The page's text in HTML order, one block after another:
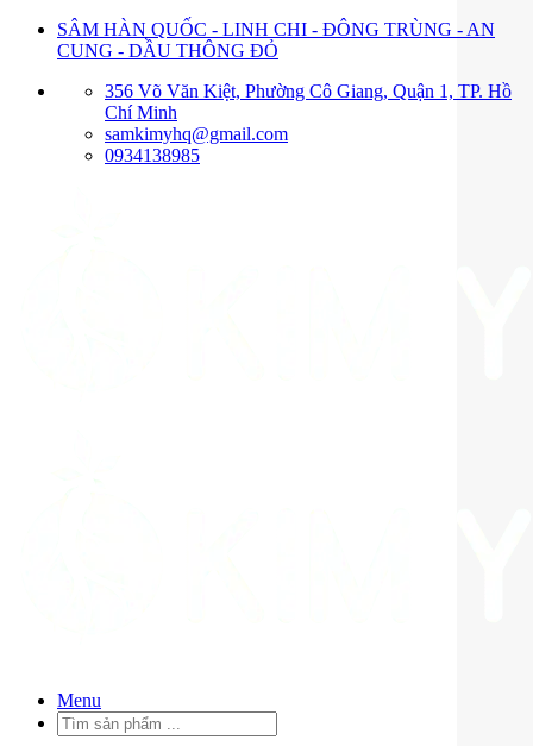
dung
SÂM HÀN QUỐC - LINH CHI - ĐÔNG TRÙNG - AN
CUNG - DẦU THÔNG ĐỎ
356 Võ Văn Kiệt, Phường Cô Giang, Quận 1, TP. Hồ
Chí Minh
samkimyhq@gmail.com
0934138985
Menu
Tìm
kiếm: